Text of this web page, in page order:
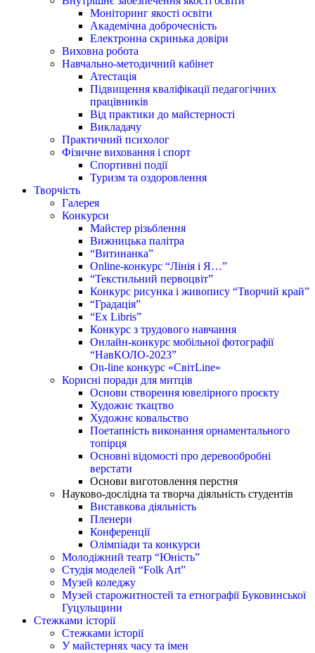
Моніторинг якості освіти
Академічна доброчесність
Електронна скринька довіри
Виховна робота
Навчально-методичний кабінет
Атестація
Підвищення кваліфікації педагогічних
працівників
Від практики до майстерності
Викладачу
Практичний психолог
Фізичне виховання і спорт
Спортивні події
Туризм та оздоровлення
Творчість
Галерея
Конкурси
Майстер різьблення
Вижницька палітра
“Витинанка”
Online-конкурс “Лінія і Я…”
“Текстильний первоцвіт”
Конкурс рисунка і живопису “Творчий край”
“Градація”
“Ex Libris”
Конкурс з трудового навчання
Онлайн-конкурс мобільної фотографії
“НавКОЛО-2023”
On-line конкурс «СвітLine»
Корисні поради для митців
Основи створення ювелірного проєкту
Художнє ткацтво
Художнє ковальство
Поетапність виконання орнаментального
топірця
Основні відомості про деревообробні
верстати
Основи виготовлення перстня
Науково-дослідна та творча діяльність студентів
Виставкова діяльність
Пленери
Конференції
Олімпіади та конкурси
Молодіжний театр “Юність”
Студія моделей “Folk Art”
Музей коледжу
Музей старожитностей та етнографії Буковинської
Гуцульщини
Стежками історії
Стежками історії
У майстернях часу та імен